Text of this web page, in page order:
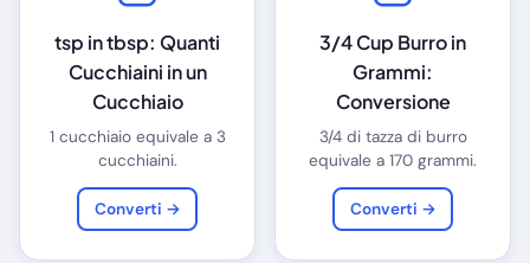
tsp in tbsp: Quanti
Cucchiaini in un
Cucchiaio
1 cucchiaio equivale a 3
cucchiaini.
Converti →
3/4 Cup Burro in
Grammi:
Conversione
3/4 di tazza di burro
equivale a 170 grammi.
Converti →